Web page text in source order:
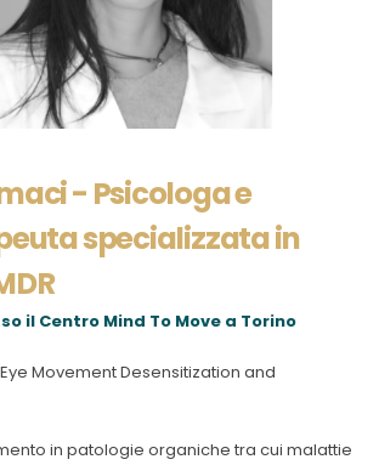
- Psicologa e
specializzata in
il Centro Mind To Move a Torino
Movement Desensitization and
in patologie organiche tra cui malattie